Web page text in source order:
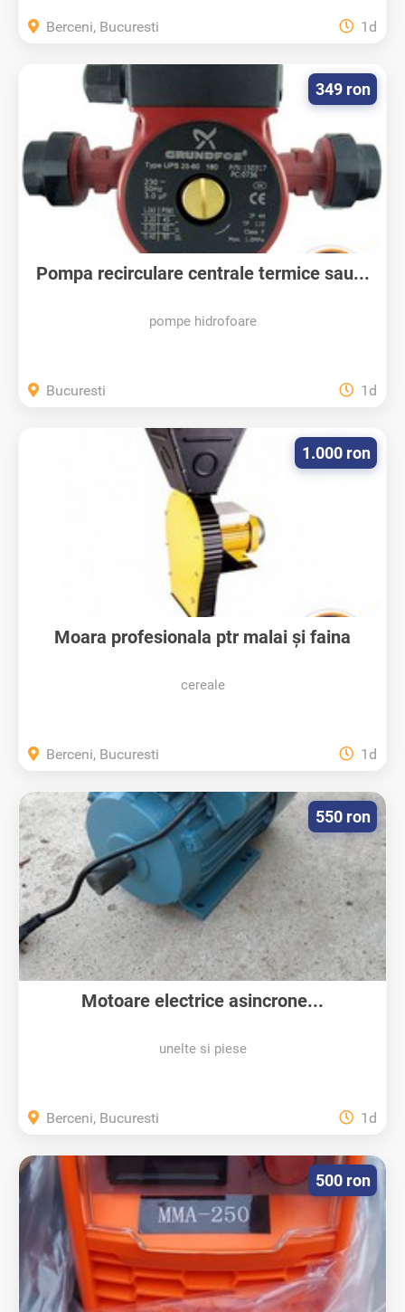
Berceni, Bucuresti 1d
Pompa recirculare centrale termice sau...
pompe hidrofoare
349 ron
Bucuresti 1d
Moara profesionala ptr malai și faina
cereale
1.000 ron
Berceni, Bucuresti 1d
Motoare electrice asincrone...
unelte si piese
550 ron
Berceni, Bucuresti 1d
500 ron